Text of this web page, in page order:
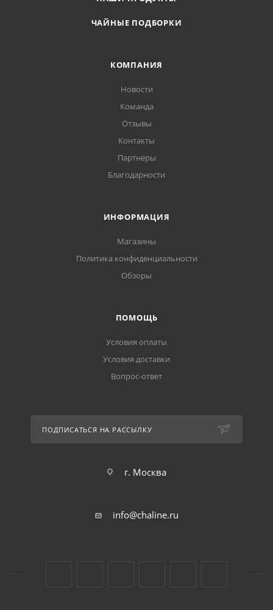
ЧАЙНЫЕ ПОДБОРКИ
КОМПАНИЯ
Новости
Команда
Отзывы
Контакты
Партнеры
Благодарности
ИНФОРМАЦИЯ
Магазины
Политика конфиденциальности
Обзоры
ПОМОЩЬ
Условия оплаты
Условия доставки
Вопрос-ответ
ПОДПИСАТЬСЯ НА РАССЫЛКУ
г. Москва
info@chaline.ru